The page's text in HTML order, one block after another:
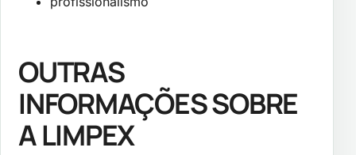
OUTRAS
INFORMAÇÕES SOBRE
A LIMPEX